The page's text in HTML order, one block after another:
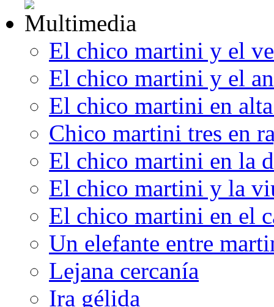
El chico martini y el
El chico martini y el
El chico martini en
Chico martini tres en
El chico martini en la
El chico martini y la
El chico martini en el
Un elefante entre
Lejana cercanía
Ira gélida